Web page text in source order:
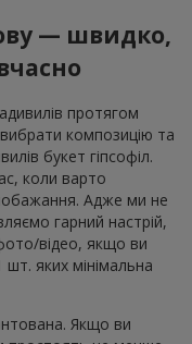
— швидко,
протягом
композицію та
букет гіпсофіл.
коли варто
Адже ми не
гарний настрій,
відео, якщо ви
шт. яких мінімальна
Якщо ви